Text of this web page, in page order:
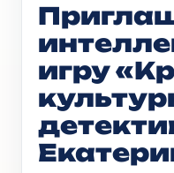
игру